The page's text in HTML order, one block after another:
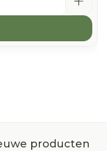
producten